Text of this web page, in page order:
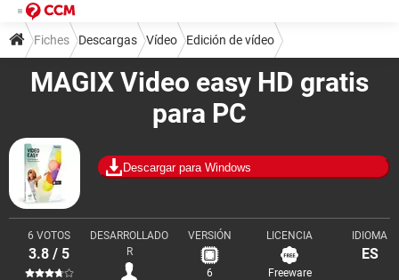
MAGIX Video easy HD gratis
para PC
Descargar para Windows
6 VOTOS
3.8 / 5
DESARROLLADO
R
VERSIÓN
6
LICENCIA
Freeware
IDIOMA
ES
Fiches Descargas Vídeo Edición de vídeo